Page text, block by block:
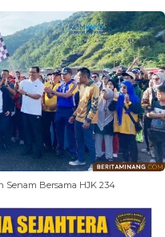
Senam Bersama HJK 234